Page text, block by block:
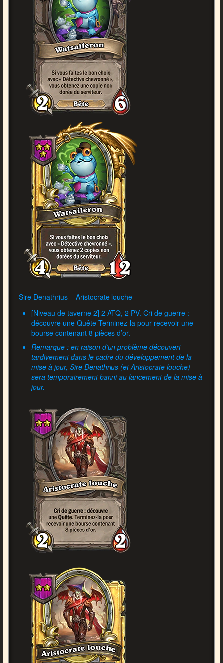
Sire Denathrius – Aristocrate louche
[Niveau de taverne 2] 2 ATQ, 2 PV. Cri de guerre :
découvre une Quête Terminez-la pour recevoir une
bourse contenant 8 pièces d’or.
Remarque : en raison d’un problème découvert
tardivement dans le cadre du développement de la
mise à jour, Sire Denathrius (et Aristocrate louche)
sera temporairement banni au lancement de la mise à
jour.